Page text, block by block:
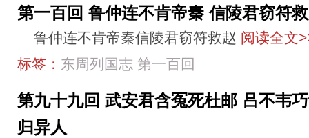
第一百回 鲁仲连不肯帝秦 信陵君窃符
鲁仲连不肯帝秦信陵君窃符救赵 阅读全文
标签： 东周列国志 第一百回
第九十九回 武安君含冤死杜邮 吕不韦
归异人